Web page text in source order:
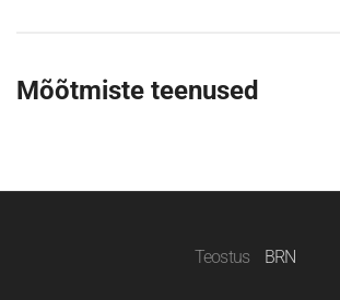
Mõõtmiste teenused
Teostus BRN